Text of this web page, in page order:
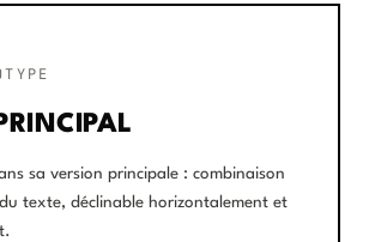
sa version principale : combinaison
du texte, déclinable horizontalement et